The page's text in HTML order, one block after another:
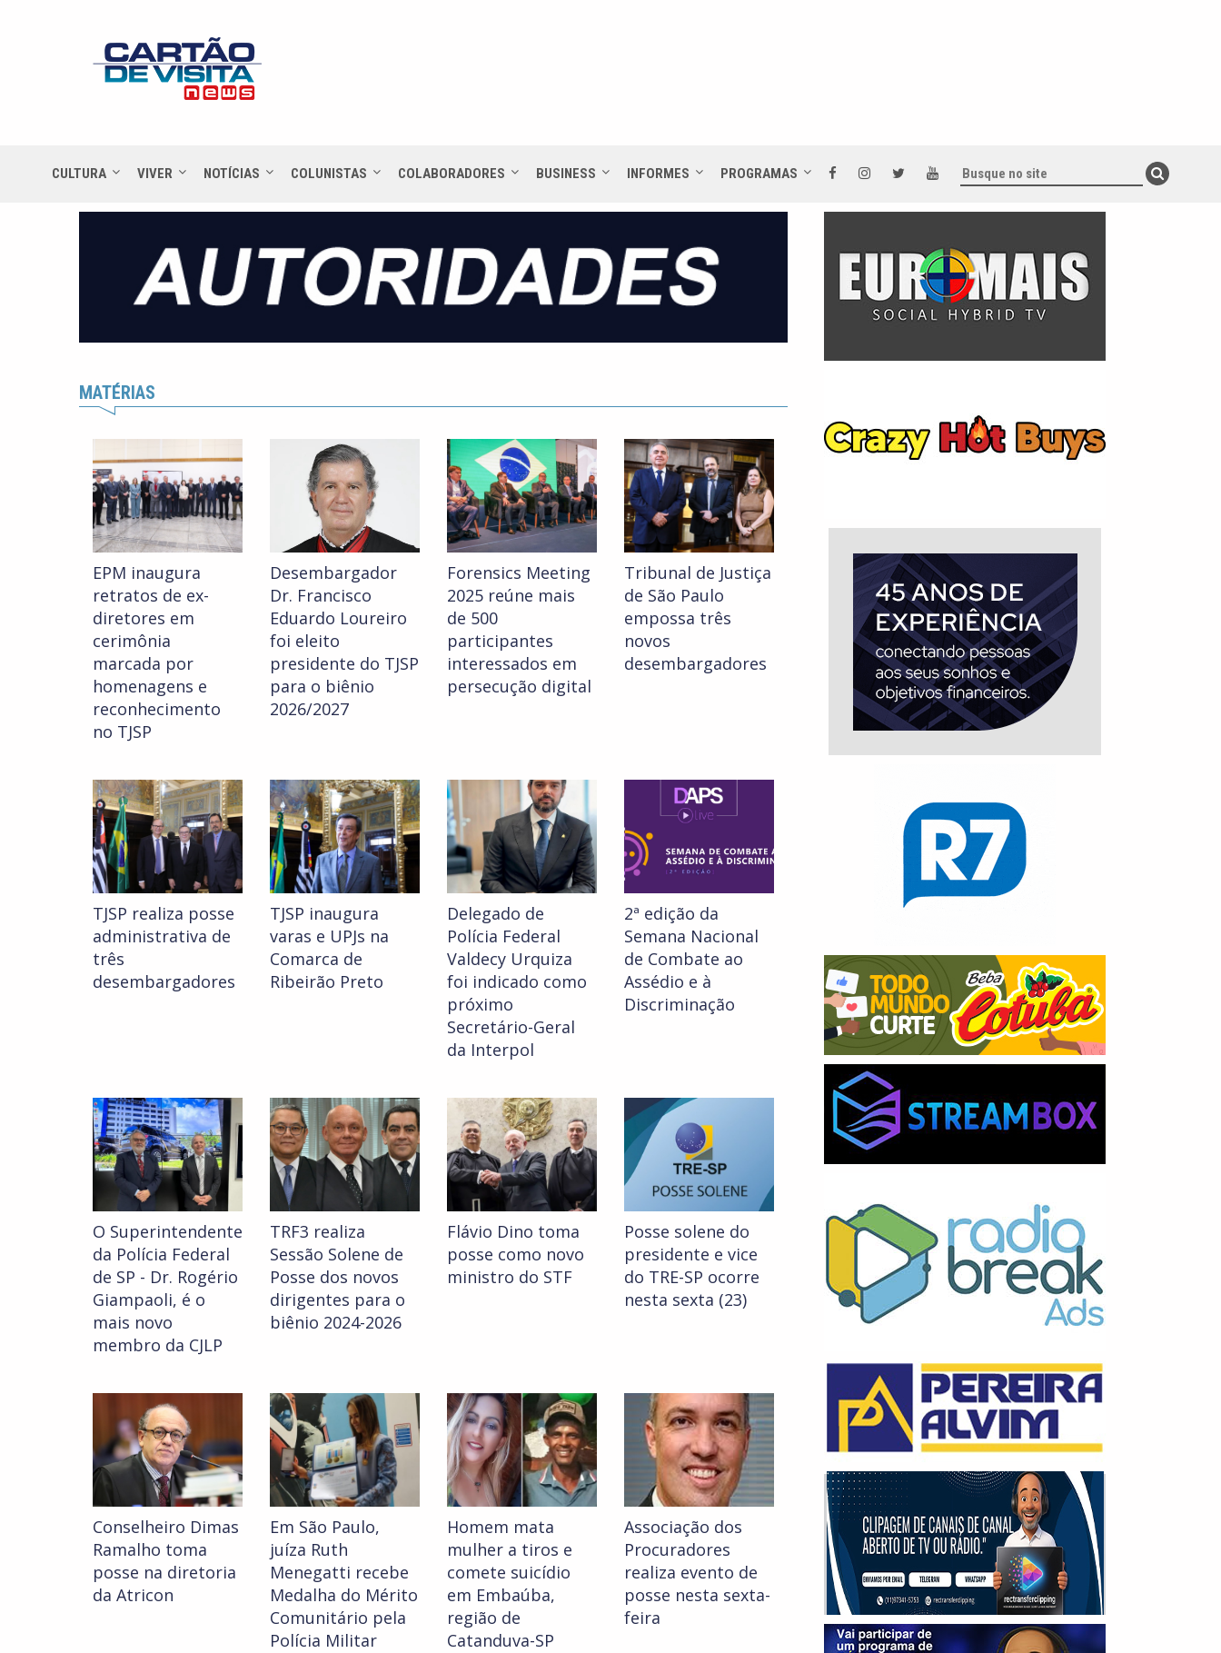
CULTURA VIVER NOTÍCIAS COLUNISTAS COLABORADORES BUSINESS INFORMES PROGRAMAS
MATÉRIAS
EPM inaugura
retratos de ex-
diretores em
cerimônia
marcada por
homenagens e
reconhecimento
no TJSP
Desembargador
Dr. Francisco
Eduardo Loureiro
foi eleito
presidente do TJSP
para o biênio
2026/2027
Forensics Meeting
2025 reúne mais
de 500
participantes
interessados em
persecução digital
Tribunal de Justiça
de São Paulo
empossa três
novos
desembargadores
TJSP realiza posse
administrativa de
três
desembargadores
TJSP inaugura
varas e UPJs na
Comarca de
Ribeirão Preto
Delegado de
Polícia Federal
Valdecy Urquiza
foi indicado como
próximo
Secretário-Geral
da Interpol
2ª edição da
Semana Nacional
de Combate ao
Assédio e à
Discriminação
O Superintendente
da Polícia Federal
de SP - Dr. Rogério
Giampaoli, é o
mais novo
membro da CJLP
TRF3 realiza
Sessão Solene de
Posse dos novos
dirigentes para o
biênio 2024-2026
Flávio Dino toma
posse como novo
ministro do STF
Posse solene do
presidente e vice
do TRE-SP ocorre
nesta sexta (23)
Conselheiro Dimas
Ramalho toma
posse na diretoria
da Atricon
Em São Paulo,
juíza Ruth
Menegatti recebe
Medalha do Mérito
Comunitário pela
Polícia Militar
Homem mata
mulher a tiros e
comete suicídio
em Embaúba,
região de
Catanduva-SP
Associação dos
Procuradores
realiza evento de
posse nesta sexta-
feira